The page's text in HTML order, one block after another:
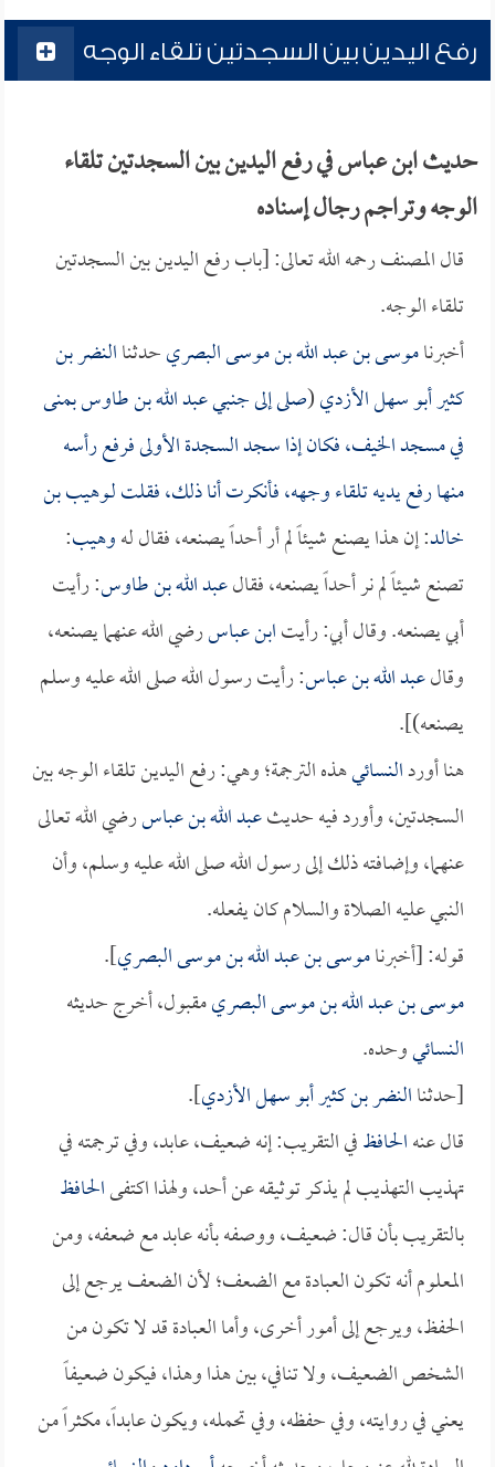
رفع اليدين بين السجدتين تلقاء الوجه
حديث ابن عباس في رفع اليدين بين السجدتين تلقاء
الوجه وتراجم رجال إسناده
قال المصنف رحمه الله تعالى: [باب رفع اليدين بين السجدتين
تلقاء الوجه.
أخبرناموسى بن عبد الله بن موسى البصريحدثناالنضر بن
كثير أبو سهل الأزدي(صلى إلى جنبيعبد الله بن طاوسبمنى
في مسجد الخيف، فكان إذا سجد السجدة الأولى فرفع رأسه
منها رفع يديه تلقاء وجهه، فأنكرت أنا ذلك، فقلت لـوهيب بن
خالد: إن هذا يصنع شيئاً لم أر أحداً يصنعه، فقال لهوهيب:
تصنع شيئاً لم نر أحداً يصنعه، فقالعبد الله بن طاوس: رأيت
أبي يصنعه. وقال أبي: رأيتابن عباسرضي الله عنهما يصنعه،
وقالعبد الله بن عباس: رأيت رسول الله صلى الله عليه وسلم
يصنعه)].
هنا أوردالنسائيهذه الترجمة؛ وهي: رفع اليدين تلقاء الوجه بين
السجدتين، وأورد فيه حديثعبد الله بن عباسرضي الله تعالى
عنهما، وإضافته ذلك إلى رسول الله صلى الله عليه وسلم، وأن
النبي عليه الصلاة والسلام كان يفعله.
قوله: [أخبرناموسى بن عبد الله بن موسى البصري].
موسى بن عبد الله بن موسى البصريمقبول، أخرج حديثه
النسائيوحده.
[حدثناالنضر بن كثير أبو سهل الأزدي].
قال عنهالحافظفي التقريب: إنه ضعيف، عابد، وفي ترجمته في
تهذيب التهذيب لم يذكر توثيقه عن أحد، ولهذا اكتفىالحافظ
بالتقريب بأن قال: ضعيف، ووصفه بأنه عابد مع ضعفه، ومن
المعلوم أنه تكون العبادة مع الضعف؛ لأن الضعف يرجع إلى
الحفظ، ويرجع إلى أمور أخرى، وأما العبادة قد لا تكون من
الشخص الضعيف، ولا تنافي، بين هذا وهذا، فيكون ضعيفاً
يعني في روايته، وفي حفظه، وفي تحمله، ويكون عابداً، مكثراً من